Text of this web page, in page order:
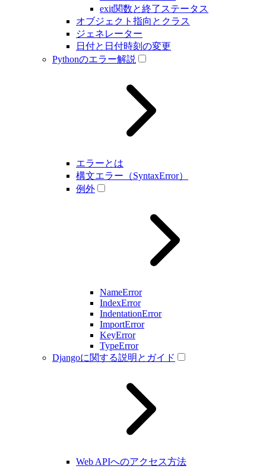
exit関数と終了ステータス
オブジェクト指向とクラス
ジェネレーター
日付と日付時刻の変更
Pythonのエラー解説
エラーとは
構文エラー（SyntaxError）
例外
NameError
IndexError
IndentationError
ImportError
KeyError
TypeError
Djangoに関する説明とガイド
Web APIへのアクセス方法